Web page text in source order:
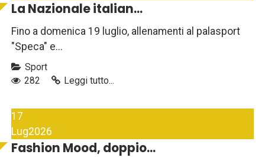
La Nazionale italian...
Fino a domenica 19 luglio, allenamenti al palasport
"Speca" e...
Sport
282
Leggi tutto...
17
Lug2026
Fashion Mood, doppio...